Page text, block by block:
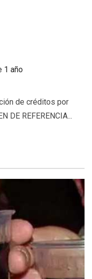
1 año
de créditos por
DE REFERENCIA...